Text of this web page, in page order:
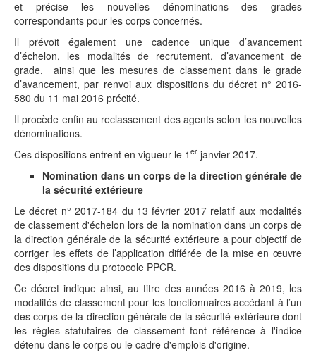
et précise les nouvelles dénominations des grades
correspondants pour les corps concernés.
Il prévoit également une cadence unique d’avancement
d’échelon, les modalités de recrutement, d’avancement de
grade, ainsi que les mesures de classement dans le grade
d’avancement, par renvoi aux dispositions du décret n° 2016-
580 du 11 mai 2016 précité.
Il procède enfin au reclassement des agents selon les nouvelles
dénominations.
Ces dispositions entrent en vigueur le 1 er janvier 2017.
Nomination dans un corps de la direction générale de
la sécurité extérieure
Le décret n° 2017-184 du 13 février 2017 relatif aux modalités
de classement d'échelon lors de la nomination dans un corps de
la direction générale de la sécurité extérieure a pour objectif de
corriger les effets de l’application différée de la mise en œuvre
des dispositions du protocole PPCR.
Ce décret indique ainsi, au titre des années 2016 à 2019, les
modalités de classement pour les fonctionnaires accédant à l’un
des corps de la direction générale de la sécurité extérieure dont
les règles statutaires de classement font référence à l'indice
détenu dans le corps ou le cadre d'emplois d'origine.